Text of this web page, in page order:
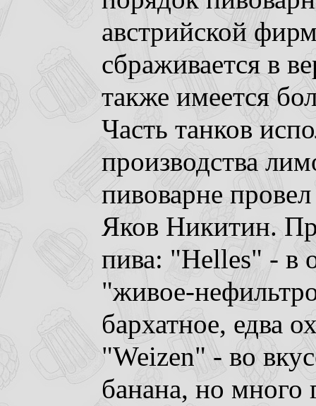
австрийской
сбраживается в
также имеется
Часть танков
производства
пивоварне
Яков Никитин.
пива: "Helles" - в
"живое-
бархатное, едва
"Weizen" - во
банана, но много